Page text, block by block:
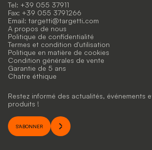
Tel: +39 055 37911
Fax: +39 055 3791266
Email: targetti@targetti.com
A propos de nous
Politique de confidentialité
Termes et condition d'utilisation
Politique en matière de cookies
Condition générales de vente
Garantie de 5 ans
Chatre éthique
Restez informé des actualités, événements
produits !
S'ABONNER